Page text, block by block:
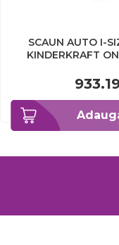
SCAUN AUTO I-
KINDERKRAFT